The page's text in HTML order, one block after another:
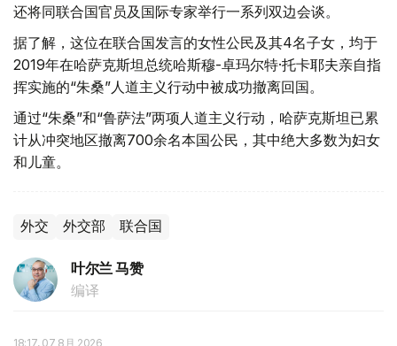
还将同联合国官员及国际专家举行一系列双边会谈。
据了解，这位在联合国发言的女性公民及其4名子女，均于
2019年在哈萨克斯坦总统哈斯穆-卓玛尔特·托卡耶夫亲自指
挥实施的“朱桑”人道主义行动中被成功撤离回国。
通过“朱桑”和“鲁萨法”两项人道主义行动，哈萨克斯坦已累
计从冲突地区撤离700余名本国公民，其中绝大多数为妇女
和儿童。
外交 外交部 联合国
叶尔兰 马赞
编译
18:17, 07 8月 2026